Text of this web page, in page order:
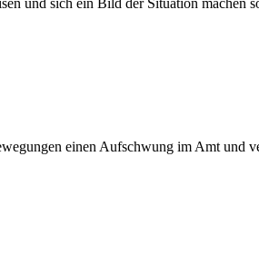
und sich ein Bild der Situation machen
einen Aufschwung im Amt und